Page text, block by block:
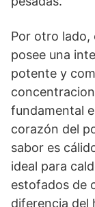
Por otro lado,
posee una
potente y
fundamental
corazón del
sabor es
ideal para
estofados de
diferencia del